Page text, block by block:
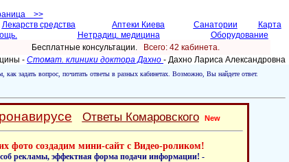
>>
Лекарств средства Аптеки Киева Санатории
Карта
Нетрадиц. медицина
Оборудование
Бесплатные консультации.
Всего: 42 кабинетa.
- Стомат. клиники доктора Дахно - Дахно Лариса Александровна
как задать вопрос, почитать ответы в разных кабинетах. Возможно, Вы найдете ответ.
Ответы Комаровского New
фото создадим мини-сайт с Видео-роликом!
рекламы, эффектная форма подачи информации! -